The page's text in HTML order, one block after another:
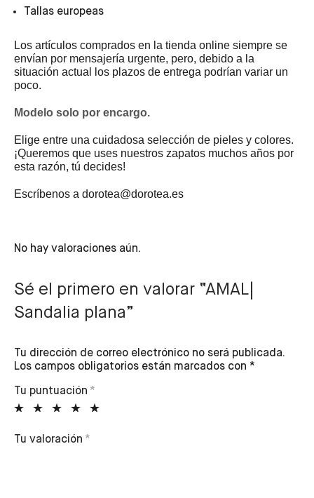
Tallas europeas
Los artículos comprados en la tienda online siempre se
envían por mensajería urgente, pero, debido a la
situación actual los plazos de entrega podrían variar un
poco.
Modelo solo por encargo.
Elige entre una cuidadosa selección de pieles y colores.
¡Queremos que uses nuestros zapatos muchos años por
esta razón, tú decides!
Escríbenos a dorotea@dorotea.es
No hay valoraciones aún.
Sé el primero en valorar “AMAL|
Sandalia plana”
Tu dirección de correo electrónico no será publicada.
Los campos obligatorios están marcados con *
Tu puntuación *
Tu valoración *